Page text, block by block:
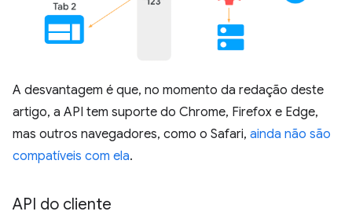
A desvantagem é que, no momento da redação deste
artigo, a API tem suporte do Chrome, Firefox e Edge,
mas outros navegadores, como o Safari, ainda não são
compatíveis com ela.
API do cliente